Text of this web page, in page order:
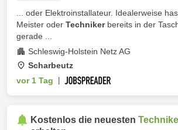
... oder Elektroinstallateur. Idealerweise
Meister oder Technikerbereits in der
gerade ...
Schleswig-Holstein Netz AG
Scharbeutz
vor 1 Tag
Kostenlos die neuesten